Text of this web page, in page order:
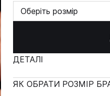
Оберіть розмір
ДЕТАЛІ
ЯК ОБРАТИ РОЗМІР